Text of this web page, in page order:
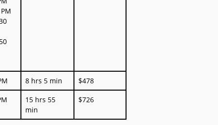
8 hrs 5 min $478
15 hrs 55
min
$726